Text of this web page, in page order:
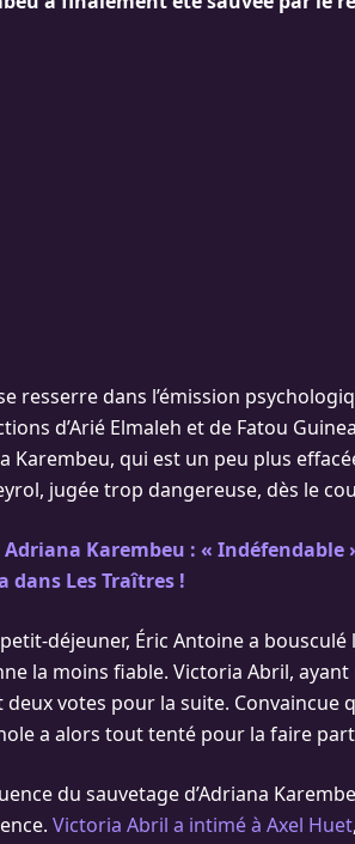
se resserre dans l’émission
d’Arié Elmaleh et de Fatou
Karembeu, qui est un peu plus
jugée trop dangereuse, dès le
Adriana Karembeu : « Indéfendable
dans Les Traîtres !
déjeuner, Éric Antoine a
la moins fiable. Victoria Abril,
votes pour la suite. Convaincue
a alors tout tenté pour la faire
du sauvetage d’Adriana
Victoria Abril a intimé à Axel Huet